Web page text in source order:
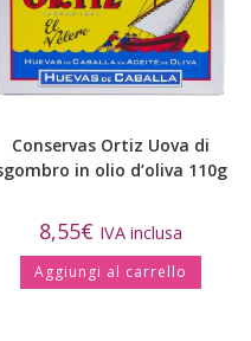
Conservas Ortiz Uova di
in olio d’oliva 110g
8,55€ IVA inclusa
Aggiungi al carrello